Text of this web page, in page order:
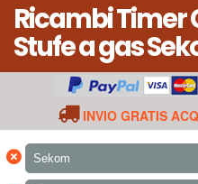
Ricambi
Stufe a gas
INVIO GRATIS
× Sekom